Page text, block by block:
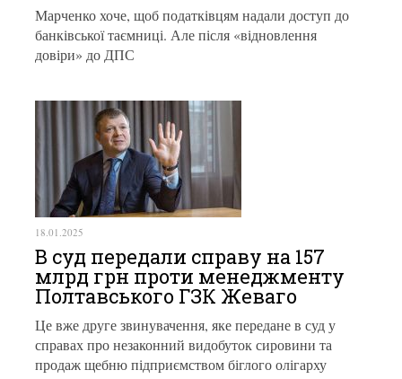
Марченко хоче, щоб податківцям надали доступ до
банківської таємниці. Але після «відновлення
довіри» до ДПС
18.01.2025
В суд передали справу на 157
млрд грн проти менеджменту
Полтавського ГЗК Жеваго
Це вже друге звинувачення, яке передане в суд у
справах про незаконний видобуток сировини та
продаж щебню підприємством біглого олігарху